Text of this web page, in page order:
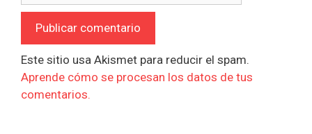
Este sitio usa Akismet para reducir el spam.
Aprende cómo se procesan los datos de tus
comentarios.